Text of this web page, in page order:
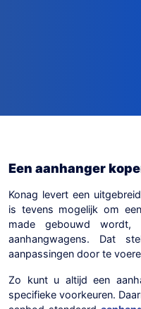
Een aanhanger
Konag levert een
is tevens mogelijk om
made gebouwd wordt,
aanhangwagens. Dat
aanpassingen door te
Zo kunt u altijd een
specifieke voorkeuren.